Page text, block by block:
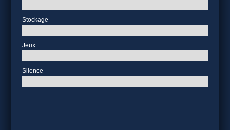
Stockage
Jeux
Silence